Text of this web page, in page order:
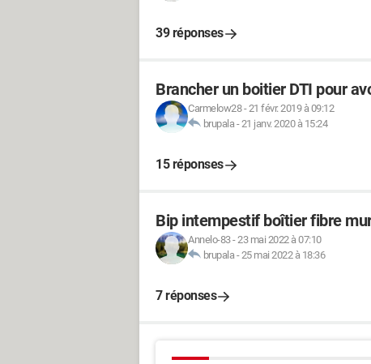
39 réponses
Brancher un boitier DTI pour
Carmelow28-21 févr. 2019 à 09:12
brupala-21 janv. 2020 à 15:24
15 réponses
Bip intempestif boîtier fibre
Annelo-83-23 mai 2022 à 07:10
brupala-25 mai 2022 à 18:36
7 réponses